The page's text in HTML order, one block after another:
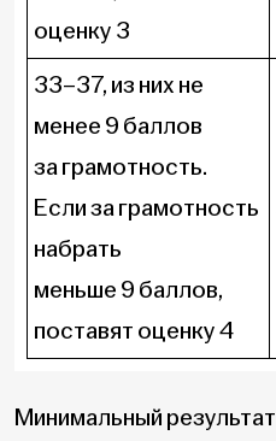
оценку 3
33–37, из них не
менее 9 баллов
за грамотность.
Если за грамотность
набрать
меньше 9 баллов,
поставят оценку 4
Минимальный